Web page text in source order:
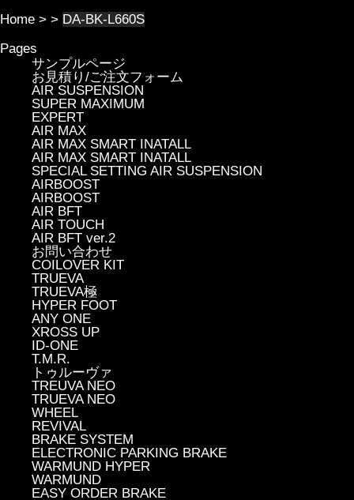
Home > > DA-BK-L660S
Pages
サンプルページ
お見積り/ご注文フォーム
AIR SUSPENSION
SUPER MAXIMUM
EXPERT
AIR MAX
AIR MAX SMART INATALL
AIR MAX SMART INATALL
SPECIAL SETTING AIR SUSPENSION
AIRBOOST
AIRBOOST
AIR BFT
AIR TOUCH
AIR BFT ver.2
お問い合わせ
COILOVER KIT
TRUEVA
TRUEVA極
HYPER FOOT
ANY ONE
XROSS UP
ID-ONE
T.M.R.
トゥルーヴァ
TREUVA NEO
TRUEVA NEO
WHEEL
REVIVAL
BRAKE SYSTEM
ELECTRONIC PARKING BRAKE
WARMUND HYPER
WARMUND
EASY ORDER BRAKE